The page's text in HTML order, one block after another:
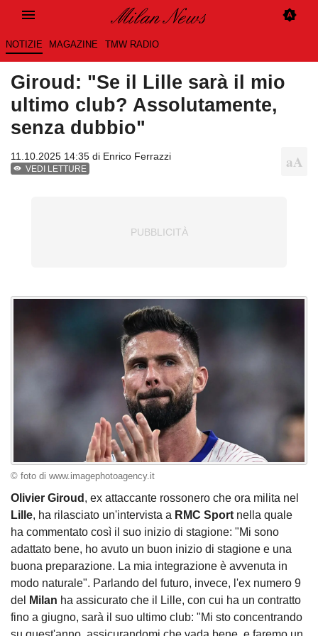
NOTIZIE MAGAZINE TMW RADIO
Giroud: "Se il Lille sarà il mio
ultimo club? Assolutamente,
senza dubbio"
11.10.2025 14:35 di Enrico Ferrazzi
VEDI LETTURE
© foto di www.imagephotoagency.it
Olivier Giroud , ex attaccante rossonero che ora milita nel
Lille, ha rilasciato un'intervista a RMC Sport nella quale
ha commentato così il suo inizio di stagione: "Mi sono
adattato bene, ho avuto un buon inizio di stagione e una
buona preparazione. La mia integrazione è avvenuta in
modo naturale". Parlando del futuro, invece, l'ex numero 9
del
Milan ha assicurato che il Lille, con cui ha un contratto
fino a giugno, sarà il suo ultimo club: "Mi sto concentrando